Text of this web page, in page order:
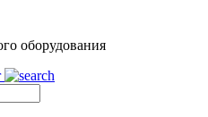
оборудования